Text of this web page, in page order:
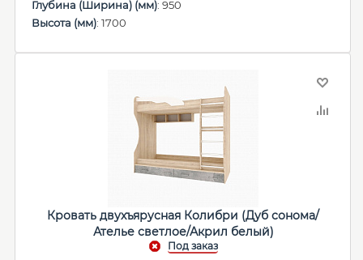
Глубина (Ширина) (мм): 950
Высота (мм): 1700
Кровать двухъярусная Колибри (Дуб сонома/
Ателье светлое/Акрил белый)